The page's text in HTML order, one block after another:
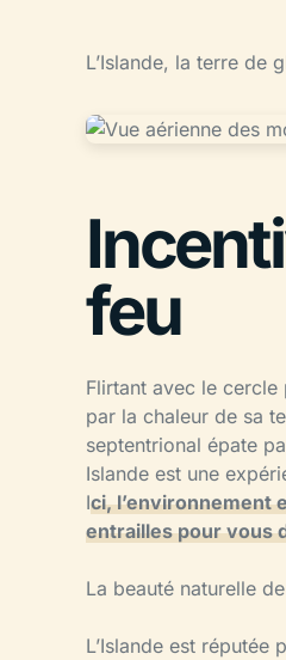
L’Islande, la terre de
feu
Flirtant avec le cercle
par la chaleur de sa
septentrional épate
Islande est une
Ici, l’environnement
entrailles pour vous
La beauté naturelle de
L’Islande est réputée